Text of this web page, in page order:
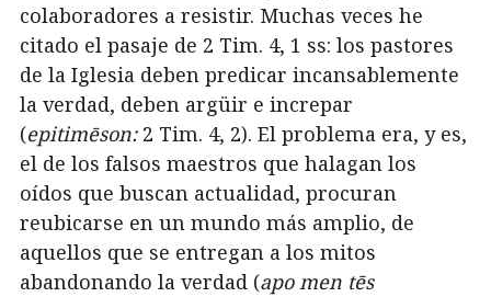
colaboradores a resistir. Muchas veces he
citado el pasaje de 2 Tim. 4, 1 ss: los pastores
de la Iglesia deben predicar incansablemente
la verdad, deben argüir e increpar
(epitimēson:2 Tim. 4, 2). El problema era, y es,
el de los falsos maestros que halagan los
oídos que buscan actualidad, procuran
reubicarse en un mundo más amplio, de
aquellos que se entregan a los mitos
abandonando la verdad (apo men tēs